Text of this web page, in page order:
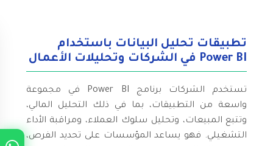
تطبيقات تحليل البيانات باستخدام
Power BI في الشركات وتحليلات الأعمال
تستخدم الشركات برنامج Power BI في مجموعة
واسعة من التطبيقات، بما في ذلك التحليل المالي،
وتتبع المبيعات، وتحليل سلوك العملاء، ومراقبة الأداء
التشغيلي. فهو يساعد المؤسسات على تحديد الفرص،